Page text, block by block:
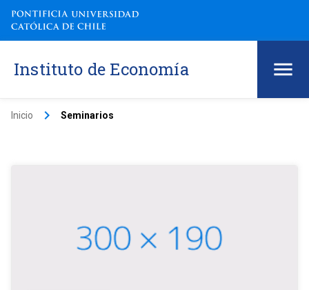
Instituto de Economía
Inicio keyboard_arrow_right Seminarios